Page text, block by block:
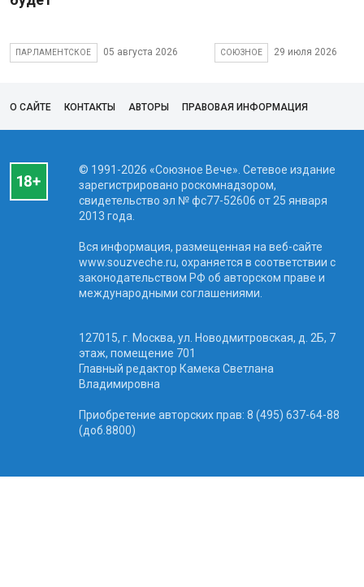
ПАРЛАМЕНТСКОЕ 05 августа 2026 СОЮЗНОЕ 29 июля 2026
О САЙТЕ КОНТАКТЫ АВТОРЫ ПРАВОВАЯ ИНФОРМАЦИЯ
© 1991-2026 «Союзное Вече». Сетевое издание
зарегистрировано роскомнадзором,
свидетельство эл № фc77-52606 от 25 января
2013 года.
Вся информация, размещенная на веб-сайте
www.souzveche.ru, охраняется в соответствии с
законодательством РФ об авторском праве и
международными соглашениями.
127015, г. Москва, ул. Новодмитровская, д. 2Б, 7
этаж, помещение 701
Главный редактор Камека Светлана
Владимировна
Приобретение авторских прав: 8 (495) 637-64-88
(доб.8800)